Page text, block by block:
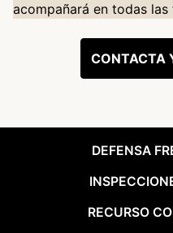
acompañará en todas las
CONTACTA
DEFENSA
RECURSO